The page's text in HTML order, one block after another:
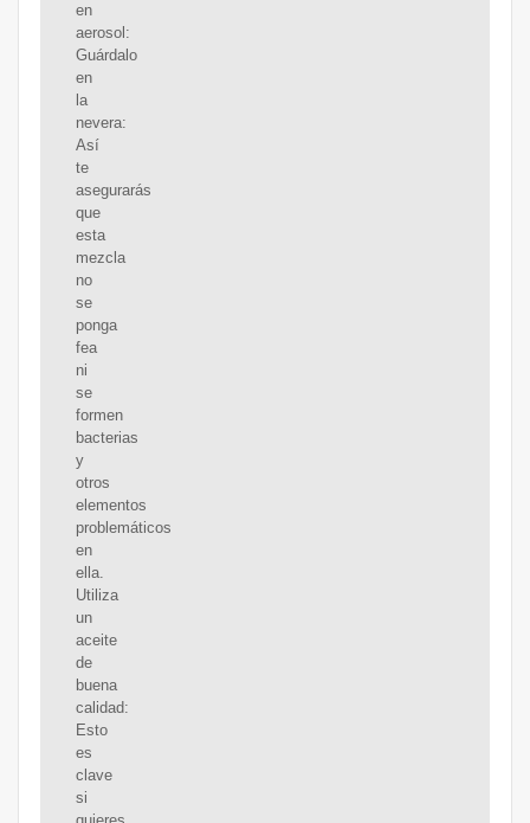
en
aerosol:
Guárdalo
en
la
nevera:
Así
te
asegurarás
que
esta
mezcla
no
se
ponga
fea
ni
se
formen
bacterias
y
otros
elementos
problemáticos
en
ella.
Utiliza
un
aceite
de
buena
calidad:
Esto
es
clave
si